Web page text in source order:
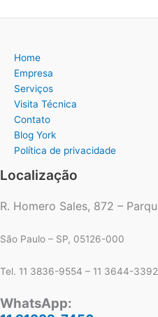
Home
Empresa
Serviços
Visita Técnica
Contato
Blog York
Política de privacidade
Localização
R. Homero Sales, 872 –
São Paulo – SP, 05126-000
Tel. 11 3836-9554 – 11 3644-3392
WhatsApp: